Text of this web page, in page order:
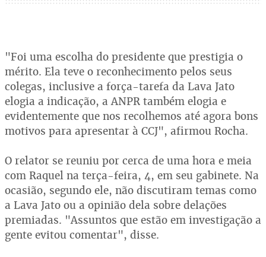
"Foi uma escolha do presidente que prestigia o
mérito. Ela teve o reconhecimento pelos seus
colegas, inclusive a força-tarefa da Lava Jato
elogia a indicação, a ANPR também elogia e
evidentemente que nos recolhemos até agora bons
motivos para apresentar à CCJ", afirmou Rocha.
O relator se reuniu por cerca de uma hora e meia
com Raquel na terça-feira, 4, em seu gabinete. Na
ocasião, segundo ele, não discutiram temas como
a Lava Jato ou a opinião dela sobre delações
premiadas. "Assuntos que estão em investigação a
gente evitou comentar", disse.